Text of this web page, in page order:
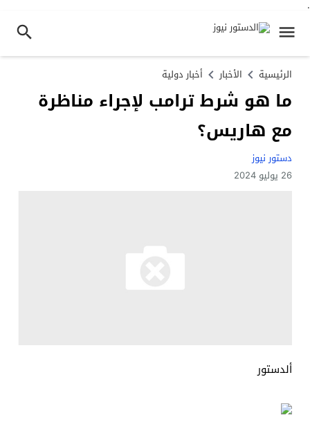
.
الرئيسية الأخبار أخبار دولية
ما هو شرط ترامب لإجراء مناظرة
مع هاريس؟
دستور نيوز
26 يوليو 2024
ألدستور